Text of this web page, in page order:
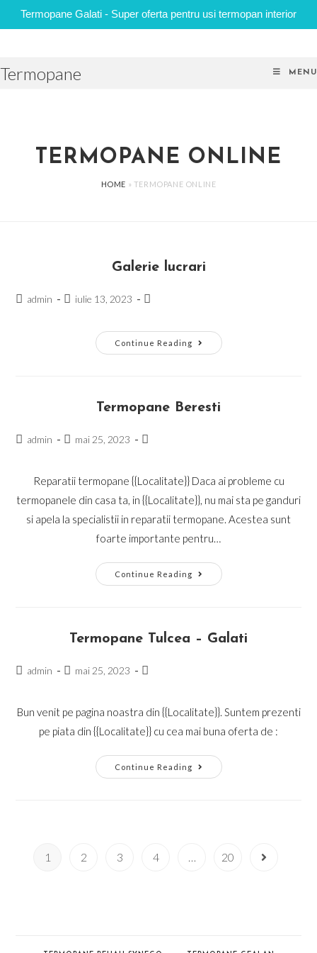
Termopane Galati - Super oferta pentru usi termopan interior
content
Termopane MENU
TERMOPANE ONLINE
HOME » TERMOPANE ONLINE
Galerie lucrari
Postadmin
Postiulie 13, 2023
Post
Continue ReadingGalerie
Lucrari
Termopane Beresti
Postadmin
Postmai 25, 2023
Post
Reparatii termopane {{Localitate}} Daca ai probleme cu
termopanele din casa ta, in {{Localitate}}, nu mai sta pe ganduri
si apela la specialistii in reparatii termopane. Acestea sunt
foarte importante pentru…
Continue ReadingTermopane
Beresti
Termopane Tulcea – Galati
Postadmin
Postmai 25, 2023
Post
Bun venit pe pagina noastra din {{Localitate}}. Suntem prezenti
pe piata din {{Localitate}} cu cea mai buna oferta de :
Continue ReadingTermopane
Tulcea
1 2 3 4 … 20 Go to the